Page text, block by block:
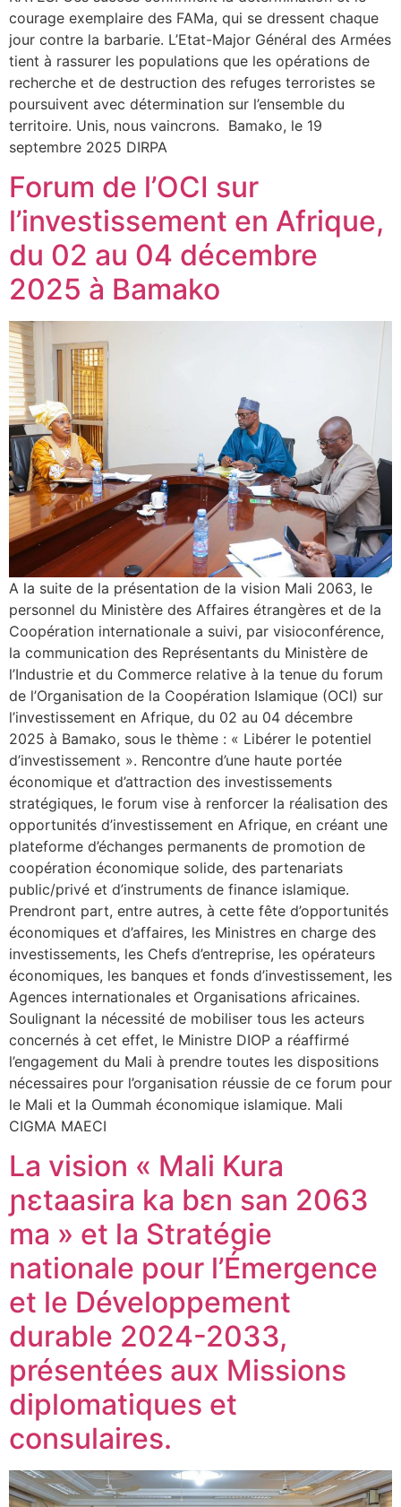
courage exemplaire des FAMa, qui se dressent chaque
jour contre la barbarie. L’Etat-Major Général des Armées
tient à rassurer les populations que les opérations de
recherche et de destruction des refuges terroristes se
poursuivent avec détermination sur l’ensemble du
territoire. Unis, nous vaincrons. Bamako, le 19
septembre 2025 DIRPA
Forum de l’OCI sur
l’investissement en Afrique,
du 02 au 04 décembre
2025 à Bamako
A la suite de la présentation de la vision Mali 2063, le
personnel du Ministère des Affaires étrangères et de la
Coopération internationale a suivi, par visioconférence,
la communication des Représentants du Ministère de
l’Industrie et du Commerce relative à la tenue du forum
de l’Organisation de la Coopération Islamique (OCI) sur
l’investissement en Afrique, du 02 au 04 décembre
2025 à Bamako, sous le thème : « Libérer le potentiel
d’investissement ». Rencontre d’une haute portée
économique et d’attraction des investissements
stratégiques, le forum vise à renforcer la réalisation des
opportunités d’investissement en Afrique, en créant une
plateforme d’échanges permanents de promotion de
coopération économique solide, des partenariats
public/privé et d’instruments de finance islamique.
Prendront part, entre autres, à cette fête d’opportunités
économiques et d’affaires, les Ministres en charge des
investissements, les Chefs d’entreprise, les opérateurs
économiques, les banques et fonds d’investissement, les
Agences internationales et Organisations africaines.
Soulignant la nécessité de mobiliser tous les acteurs
concernés à cet effet, le Ministre DIOP a réaffirmé
l’engagement du Mali à prendre toutes les dispositions
nécessaires pour l’organisation réussie de ce forum pour
le Mali et la Oummah économique islamique. Mali
CIGMA MAECI
La vision « Mali Kura
ɲɛtaasira ka bɛn san 2063
ma » et la Stratégie
nationale pour l’Émergence
et le Développement
durable 2024-2033,
présentées aux Missions
diplomatiques et
consulaires.